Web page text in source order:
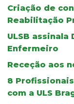
Criação de
Reabilitação
ULSB
Enfermeiro
Receção aos
8
com a ULS